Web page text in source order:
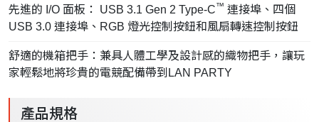
先進的 I/O 面板： USB 3.1 Gen 2 Type-C™ 連接埠、四個
USB 3.0 連接埠、RGB 燈光控制按鈕和風扇轉速控制按鈕
舒適的機箱把手：兼具人體工學及設計感的織物把手，讓玩
家輕鬆地將珍貴的電競配備帶到LAN PARTY
產品規格